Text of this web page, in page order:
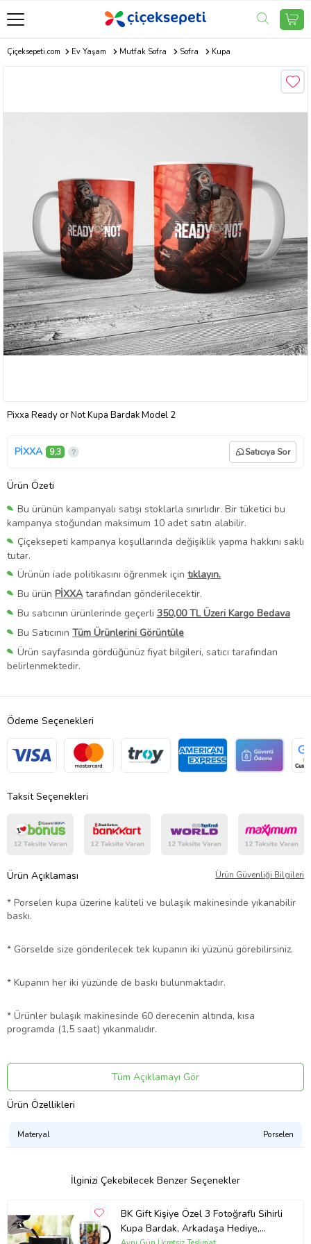
Çiçeksepeti.com Ev Yaşam Mutfak Sofra Sofra Kupa
Pixxa Ready or Not Kupa Bardak Model 2
PİXXA 9,3 Satıcıya Sor
Ürün Özeti
Bu ürünün kampanyalı satışı stoklarla sınırlıdır. Bir tüketici bu
kampanya stoğundan maksimum 10 adet satın alabilir.
Çiçeksepeti kampanya koşullarında değişiklik yapma hakkını saklı
tutar.
Ürünün iade politikasını öğrenmek için tıklayın.
Bu ürün PİXXAtarafından gönderilecektir.
Bu satıcının ürünlerinde geçerli 350,00 TL Üzeri Kargo Bedava
Bu Satıcının Tüm Ürünlerini Görüntüle
Ürün sayfasında gördüğünüz fiyat bilgileri, satıcı tarafından
belirlenmektedir.
Ödeme Seçenekleri
Taksit Seçenekleri
Ürün Açıklaması Ürün Güvenliği Bilgileri
* Porselen kupa üzerine kaliteli ve bulaşık makinesinde yıkanabilir
baskı.
* Görselde size gönderilecek tek kupanın iki yüzünü görebilirsiniz.
* Kupanın her iki yüzünde de baskı bulunmaktadır.
* Ürünler bulaşık makinesinde 60 derecenin altında, kısa
programda (1,5 saat) yıkanmalıdır.
* Kupalarımız kargoda kırılmayacak şekilde, özenle
* Farklı tasarımlar için diğer ürünlerimize göz atabilirsiniz.
* Adet fiyatıdır.
Tüm Açıklamayı Gör
Ürün Özellikleri
Materyal Porselen
İlginizi Çekebilecek Benzer Seçenekler
BK Gift Kişiye Özel 3 Fotoğraflı Sihirli
Kupa Bardak, Arkadaşa Hediye,